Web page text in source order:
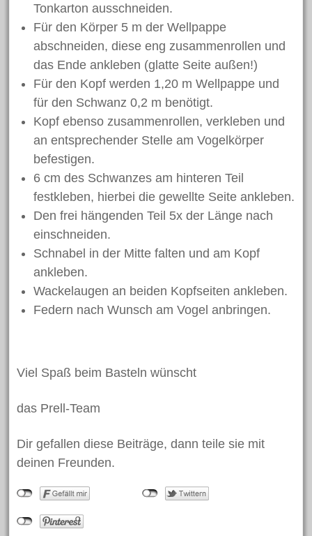
März 2020
Dezember 2019
November 2019
Oktober 2019
September 2019
August 2019
Juni 2019
Mai 2019
April 2019
März 2019
Februar 2019
Januar 2019
November 2018
August 2018
Juni 2018
Mai 2018
April 2018
Februar 2018
Januar 2018
Tonkarton ausschneiden.
Für den Körper 5 m der Wellpappe
abschneiden, diese eng zusammenrollen und
das Ende ankleben (glatte Seite außen!)
Für den Kopf werden 1,20 m Wellpappe und
für den Schwanz 0,2 m benötigt.
Kopf ebenso zusammenrollen, verkleben und
an entsprechender Stelle am Vogelkörper
befestigen.
6 cm des Schwanzes am hinteren Teil
festkleben, hierbei die gewellte Seite ankleben.
Den frei hängenden Teil 5x der Länge nach
einschneiden.
Schnabel in der Mitte falten und am Kopf
ankleben.
Wackelaugen an beiden Kopfseiten ankleben.
Federn nach Wunsch am Vogel anbringen.
Viel Spaß beim Basteln wünscht
das Prell-Team
Dir gefallen diese Beiträge, dann teile sie mit
deinen Freunden.